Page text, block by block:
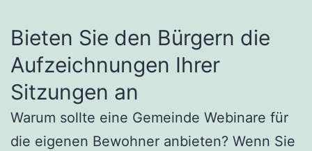
Bieten Sie den Bürgern die
Aufzeichnungen Ihrer
Sitzungen an
Warum sollte eine Gemeinde Webinare für
die eigenen Bewohner anbieten? Wenn Sie